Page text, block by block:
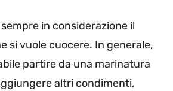
in considerazione il
si vuole cuocere. In generale,
partire da una marinatura
altri condimenti,